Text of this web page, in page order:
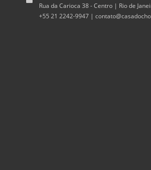
Rua da Carioca 38 - Centro | Rio de
+55 21 2242-9947 |